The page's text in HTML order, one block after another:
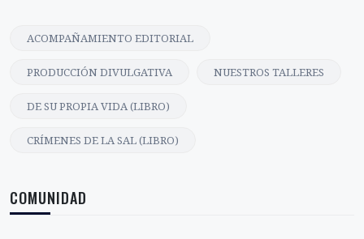
ACOMPAÑAMIENTO EDITORIAL
PRODUCCIÓN DIVULGATIVA NUESTROS TALLERES
DE SU PROPIA VIDA (LIBRO)
CRÍMENES DE LA SAL (LIBRO)
COMUNIDAD